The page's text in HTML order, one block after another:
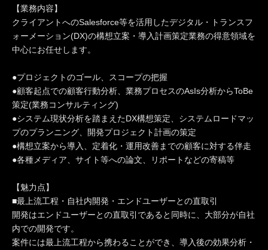
【業務内容】
クライアントへのSalesforce等を活用したデジタル・トランスフ
ォーメーション(DX)の構想立案・導入計画策定業務の得意領域を
中心にお任せします。
●プロジェクトのゴール、スコープの把握
●顧客起点での顧客行動分析、業務プロセスのAsIs分析からToBe
策定(業務コンサルティング)
●システム現状分析を踏まえたDX構想策定、システムロードマッ
プのプランニング、開発プロジェクト計画の策定
●構想立案から導入、定着化・運用改善までの顧客に対する伴走
●各種メディア、サイト等への論文、リポートなどの寄稿等
【魅力点】
■最上流工程・自社内開発・エンドユーザーとの直取引
開発はエンドユーザーとの直取引であると同時に、大部分が自社
内での開発です。
案件には最上流工程から携わることができ、導入後の効果分析・